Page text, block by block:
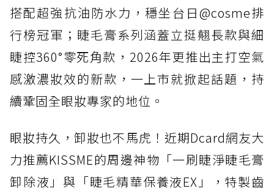
搭配超強抗油防水力，穩坐台日@cosme排
行榜冠軍；睫毛膏系列涵蓋立挺翹長款與細
睫控360°零死角款，2026年更推出主打空氣
感激濃妝效的新款，一上市就掀起話題，持
續鞏固全眼妝專家的地位。
眼妝持久，卸妝也不馬虎！近期Dcard網友大
力推薦KISSME的周邊神物「一刷睫淨睫毛膏
卸除液」與「睫毛精華保養液EX」，特製齒